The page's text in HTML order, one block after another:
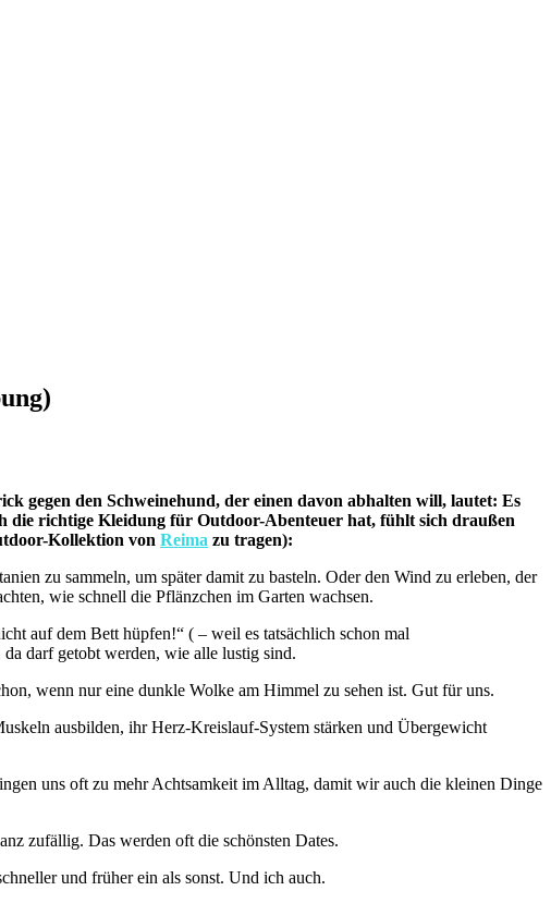
gegen den Schweinehund, der einen davon abhalten will, lautet: Es
die richtige Kleidung für Outdoor-Abenteuer hat, fühlt sich draußen
Kollektion von Reima zu tragen):
zu sammeln, um später damit zu basteln. Oder den Wind zu erleben, der
wie schnell die Pflänzchen im Garten wachsen.
auf dem Bett hüpfen!“ ( – weil es tatsächlich schon mal
darf getobt werden, wie alle lustig sind.
wenn nur eine dunkle Wolke am Himmel zu sehen ist. Gut für uns.
ausbilden, ihr Herz-Kreislauf-System stärken und Übergewicht
uns oft zu mehr Achtsamkeit im Alltag, damit wir auch die kleinen Dinge
zufällig. Das werden oft die schönsten Dates.
und früher ein als sonst. Und ich auch.